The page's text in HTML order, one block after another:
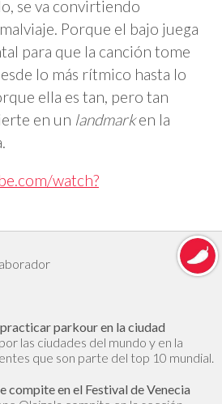
se va convirtiendo
Porque el bajo juega
para que la canción tome
lo más rítmico hasta lo
ella es tan, pero tan
en un landmarken la
watch?
parkour en la ciudad
las ciudades del mundo y en la
que son parte del top 10 mundial.
compite en el Festival de Venecia